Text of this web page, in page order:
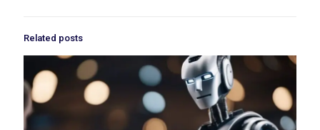
Related posts